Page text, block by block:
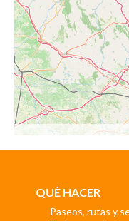
QUÉ HACER
Paseos, rutas y